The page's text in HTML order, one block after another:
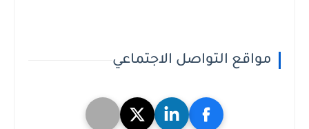
مواقع التواصل الاجتماعي